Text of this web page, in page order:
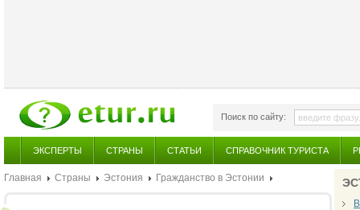
Поиск по сайту:
ЭКСПЕРТЫ СТРАНЫ СТАТЬИ СПРАВОЧНИК ТУРИСТА
Главная Страны Эстония Гражданство в Эстонии